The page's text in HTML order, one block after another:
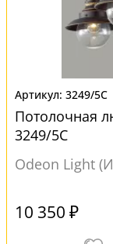
3249/5C
Потолочная
3249/5C
Odeon Light
10 350 ₽